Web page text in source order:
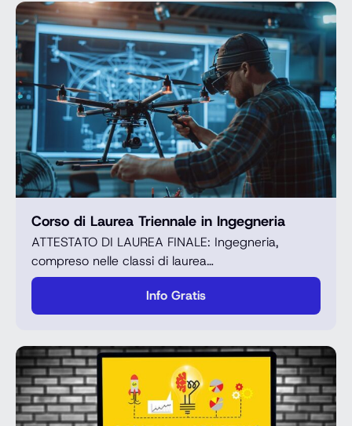
Corso di Laurea Triennale in Ingegneria
ATTESTATO DI LAUREA FINALE: Ingegneria,
compreso nelle classi di laurea…
Info Gratis